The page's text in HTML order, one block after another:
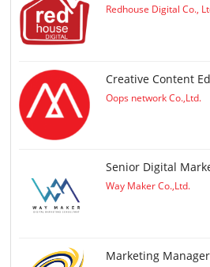
Redhouse Digital Co.,
Creative Content
Oops network Co.,Ltd.
Senior Digital
Way Maker Co.,Ltd.
Marketing Manager